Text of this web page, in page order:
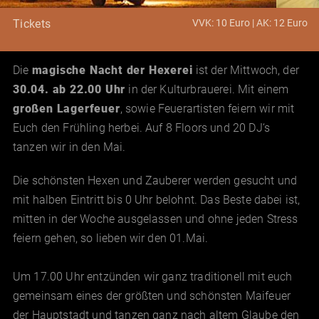
Tickets VVK: 10 Euro | AK: 12 Euro
Die magische Nacht der Hexerei ist der Mittwoch, der
30.04. ab 22.00 Uhr in der Kulturbrauerei. Mit einem
großen Lagerfeuer, sowie Feuerartisten feiern wir mit
Euch den Frühling herbei. Auf 8 Floors und 20 DJ‘s
tanzen wir in den Mai.
Die schönsten Hexen und Zauberer werden gesucht und
mit halben Eintritt bis 0 Uhr belohnt. Das Beste dabei ist,
mitten in der Woche ausgelassen und ohne jeden Stress
feiern gehen, so lieben wir den 01.Mai.
Um 17.00 Uhr entzünden wir ganz traditionell mit euch
gemeinsam eines der größten und schönsten Maifeuer
der Hauptstadt und tanzen ganz nach altem Glaube den